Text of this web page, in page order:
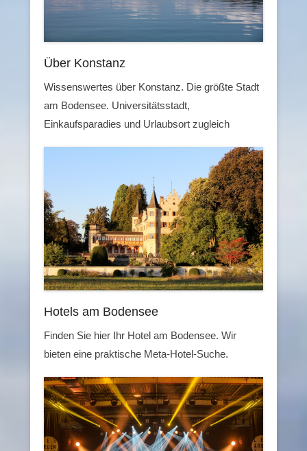
Über Konstanz
Wissenswertes über Konstanz. Die größte Stadt
am Bodensee. Universitätsstadt,
Einkaufsparadies und Urlaubsort zugleich
Hotels am Bodensee
Finden Sie hier Ihr Hotel am Bodensee. Wir
bieten eine praktische Meta-Hotel-Suche.